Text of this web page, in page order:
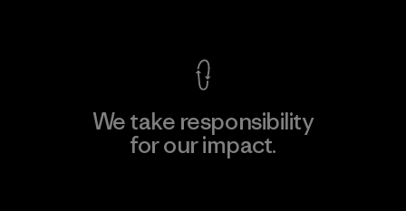
We take responsibility
for our impact.